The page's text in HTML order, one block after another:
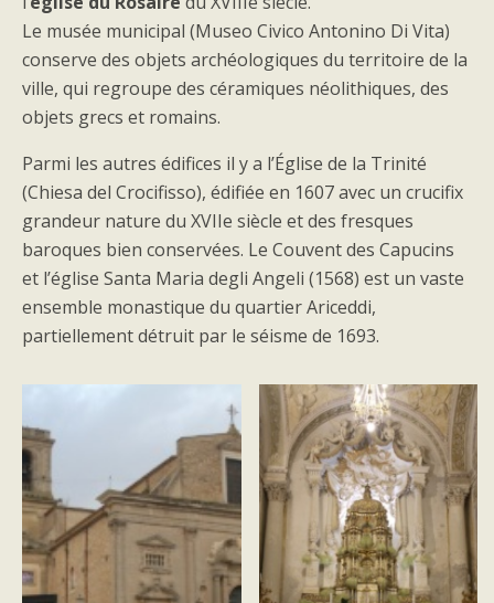
Le musée municipal (Museo Civico Antonino Di Vita)
conserve des objets archéologiques du territoire de la
ville, qui regroupe des céramiques néolithiques, des
objets grecs et romains.
Parmi les autres édifices il y a l’Église de la Trinité
(Chiesa del Crocifisso), édifiée en 1607 avec un crucifix
grandeur nature du XVIIe siècle et des fresques
baroques bien conservées. Le Couvent des Capucins
et l’église Santa Maria degli Angeli (1568) est un vaste
ensemble monastique du quartier Ariceddi,
partiellement détruit par le séisme de 1693.